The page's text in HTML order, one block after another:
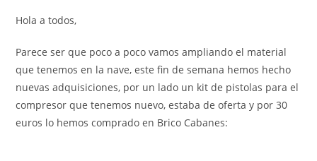
Hola a todos,
Parece ser que poco a poco vamos ampliando el material
que tenemos en la nave, este fin de semana hemos hecho
nuevas adquisiciones, por un lado un kit de pistolas para el
compresor que tenemos nuevo, estaba de oferta y por 30
euros lo hemos comprado en Brico Cabanes: